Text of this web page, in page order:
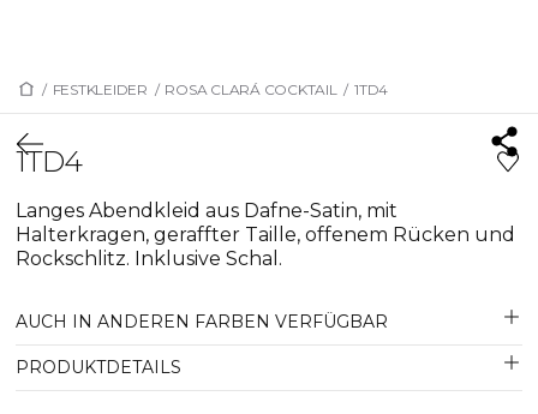
/ FESTKLEIDER / ROSA CLARÁ COCKTAIL / 1TD4
1TD4
Langes Abendkleid aus Dafne-Satin, mit
Halterkragen, geraffter Taille, offenem Rücken und
Rockschlitz. Inklusive Schal.
AUCH IN ANDEREN FARBEN VERFÜGBAR
PRODUKTDETAILS